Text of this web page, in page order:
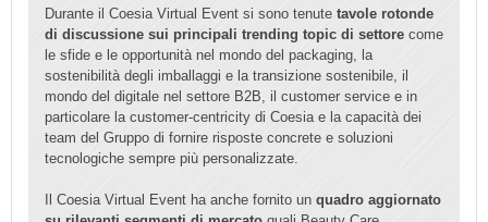
Durante il Coesia Virtual Event si sono tenute tavole rotonde
di discussione sui principali trending topic di settore come
le sfide e le opportunità nel mondo del packaging, la
sostenibilità degli imballaggi e la transizione sostenibile, il
mondo del digitale nel settore B2B, il customer service e in
particolare la customer-centricity di Coesia e la capacità dei
team del Gruppo di fornire risposte concrete e soluzioni
tecnologiche sempre più personalizzate.
Il Coesia Virtual Event ha anche fornito un quadro aggiornato